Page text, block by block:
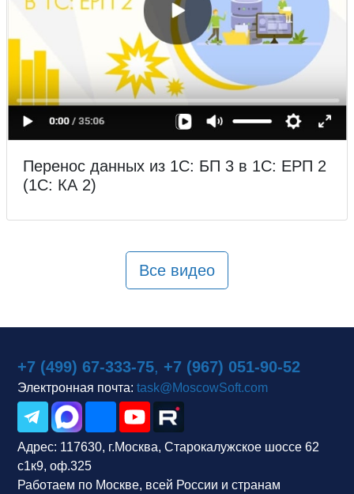
Перенос данных из 1С: БП 3 в 1С: ЕРП 2
(1С: КА 2)
Все видео
+7 (499) 67-333-75, +7 (967) 051-90-52
Электронная почта: task@MoscowSoft.com
Адрес: 117630, г.Москва, Старокалужское шоссе 62
с1к9, оф.325
Работаем по Москве, всей России и странам